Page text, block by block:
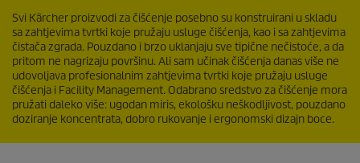
Svi Kärcher proizvodi za čišćenje posebno su konstruirani u skladu
sa zahtjevima tvrtki koje pružaju usluge čišćenja, kao i sa zahtjevima
čistača zgrada. Pouzdano i brzo uklanjaju sve tipične nečistoće, a da
pritom ne nagrizaju površinu. Ali sam učinak čišćenja danas više ne
udovoljava profesionalnim zahtjevima tvrtki koje pružaju usluge
čišćenja i Facility Management. Odabrano sredstvo za čišćenje mora
pružati daleko više: ugodan miris, ekološku neškodljivost, pouzdano
doziranje koncentrata, dobro rukovanje i ergonomski dizajn boce.